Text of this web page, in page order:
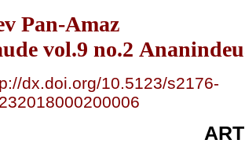
Pan-Amaz
vol.9 no.2
dx.doi.org/10.5123/s2176-